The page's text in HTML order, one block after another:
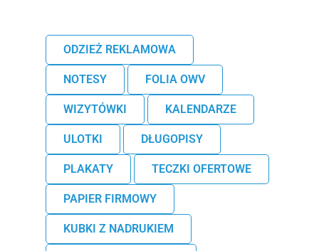
ODZIEŻ REKLAMOWA
NOTESY FOLIA OWV
WIZYTÓWKI KALENDARZE
ULOTKI DŁUGOPISY
PLAKATY TECZKI OFERTOWE
PAPIER FIRMOWY
KUBKI Z NADRUKIEM